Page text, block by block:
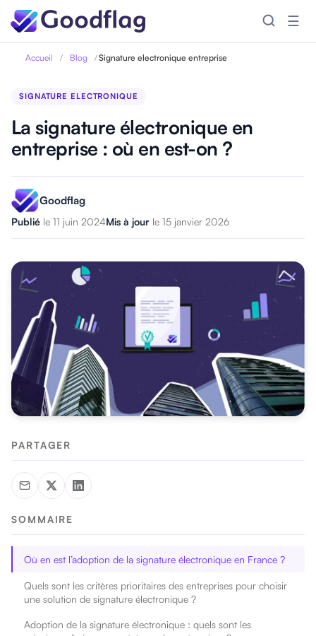
☰
Accueil / Blog /Signature electronique entreprise
SIGNATURE ELECTRONIQUE
La signature électronique en
entreprise : où en est-on ?
Goodflag
Publié le 11 juin 2024Mis à jour le 15 janvier 2026
PARTAGER
SOMMAIRE
Où en est l’adoption de la signature électronique en France ?
Quels sont les critères prioritaires des entreprises pour choisir
une solution de signature électronique ?
Adoption de la signature électronique : quels sont les